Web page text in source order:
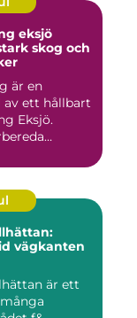
eksjö
skog och
är en
av ett hållbart
Eksjö.
vägkanten
är ett